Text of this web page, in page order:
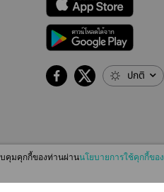
ปกติ
บคุมคุกกี้ของท่านผ่านนโยบายการใช้คุกกี้ของ